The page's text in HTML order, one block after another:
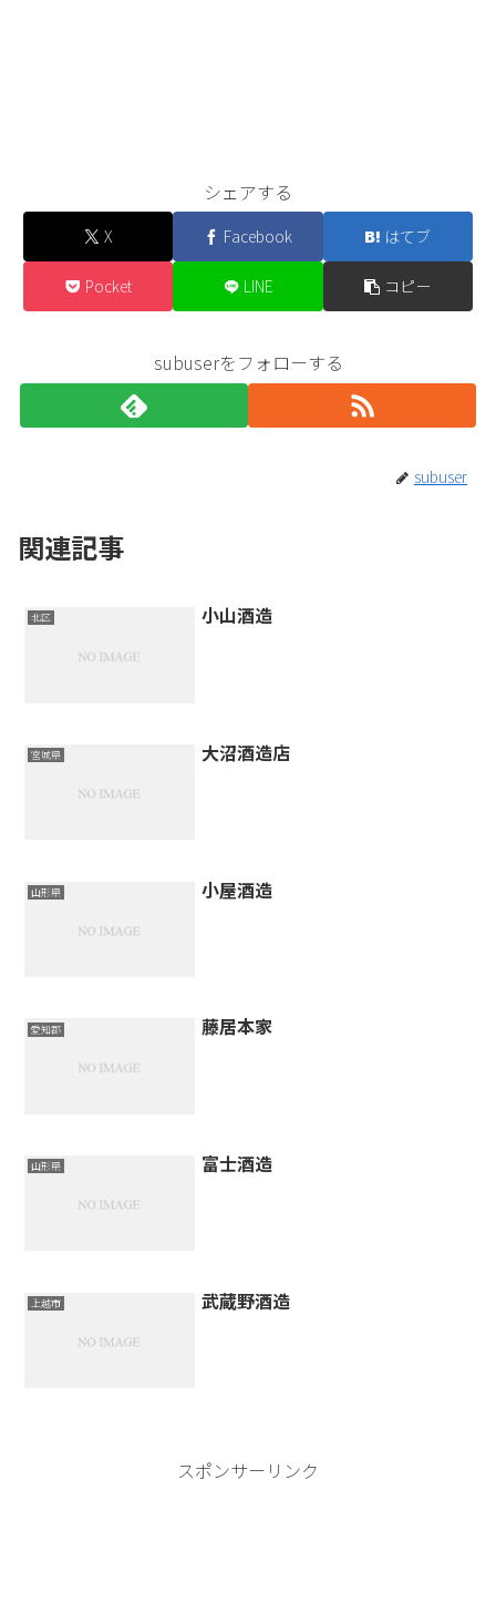
シェアする
X Facebook はてブ
Pocket LINE コピー
subuserをフォローする
subuser
関連記事
北区 小山酒造
宮城県 大沼酒造店
山形県 小屋酒造
愛知郡 藤居本家
山形県 富士酒造
上越市 武蔵野酒造
スポンサーリンク